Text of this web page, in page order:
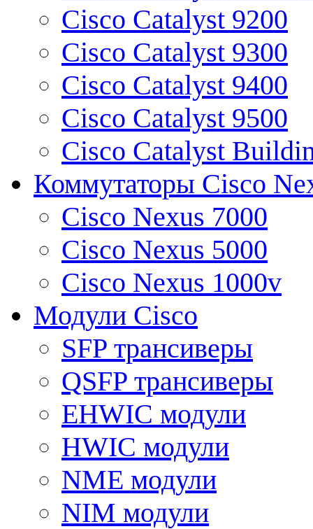
Cisco Catalyst 9200
Cisco Catalyst 9300
Cisco Catalyst 9400
Cisco Catalyst 9500
Cisco Catalyst
Коммутаторы Cisco
Cisco Nexus 7000
Cisco Nexus 5000
Cisco Nexus 1000v
Модули Cisco
SFP трансиверы
QSFP трансиверы
EHWIC модули
HWIC модули
NME модули
NIM модули